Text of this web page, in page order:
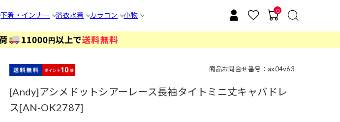
下着・インナー 浴衣水着 カラコン 小物
0
商品お問合せ番号：ax04v63
[Andy]アシメドットシアーレース長袖タイトミニ丈キャバドレ
ス[AN-OK2787]